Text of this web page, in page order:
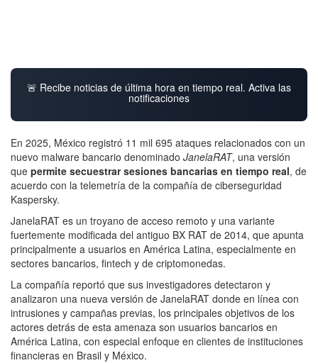
🚨 Recibe noticias de última hora en tiempo real. Activa las
notificaciones
En 2025, México registró 11 mil 695 ataques relacionados con un
nuevo malware bancario denominado JanelaRAT, una versión
que permite secuestrar sesiones bancarias en tiempo real, de
acuerdo con la telemetría de la compañía de ciberseguridad
Kaspersky.
JanelaRAT es un troyano de acceso remoto y una variante
fuertemente modificada del antiguo BX RAT de 2014, que apunta
principalmente a usuarios en América Latina, especialmente en
sectores bancarios, fintech y de criptomonedas.
La compañía reportó que sus investigadores detectaron y
analizaron una nueva versión de JanelaRAT donde en línea con
intrusiones y campañas previas, los principales objetivos de los
actores detrás de esta amenaza son usuarios bancarios en
América Latina, con especial enfoque en clientes de instituciones
financieras en Brasil y México.